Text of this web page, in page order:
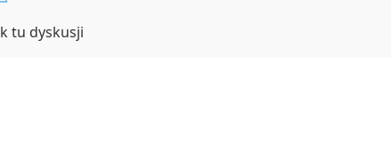
tu dyskusji